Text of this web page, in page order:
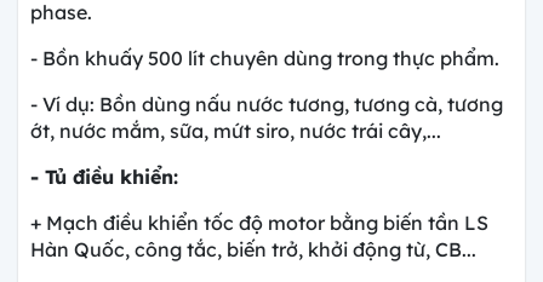
phase.
- Bồn khuấy 500 lít chuyên dùng trong thực phẩm.
- Ví dụ: Bồn dùng nấu nước tương, tương cà, tương
ớt, nước mắm, sữa, mứt siro, nước trái cây,...
- Tủ điều khiển:
+ Mạch điều khiển tốc độ motor bằng biến tần LS
Hàn Quốc, công tắc, biến trở, khởi động từ, CB...